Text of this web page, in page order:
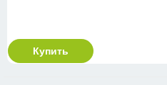
Купить